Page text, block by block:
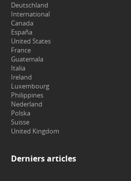
Deutschland
International
Canada
España
United States
France
Guatemala
Italia
Ireland
Luxembourg
Philippines
Nederland
Polska
Suisse
United Kingdom
Derniers articles